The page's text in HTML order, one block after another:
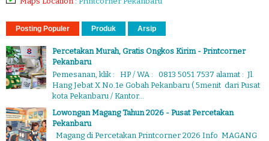
Posting Populer Produk Arsip
Percetakan Murah, Gratis Ongkos Kirim - Printcorner
Pekanbaru
Pemesanan, klik : HP / WA : 0813 5051 7537 alamat : Jl.
Hang Jebat X No.1e Gobah Pekanbaru ( 5menit dari Pusat
kota Pekanbaru / Kantor...
Lowongan Magang Tahun 2026 - Pusat Percetakan
Pekanbaru
Magang di Percetakan Printcorner 2026 Info MAGANG